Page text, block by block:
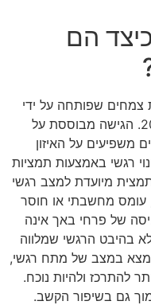
הם
של 38 תמציות צמחים שפותחה על ידי
ד”ר אדוארד באך בתחילת המאה ה־20. הגישה מבוססת על
משפיעים על האיזון
רגשי באמצעות תמציות
מיועדת למצב רגשי
עומס מחשבתי או חוסר
של פרחי באך אינה
בהיבט הרגשי שמלווה
במצב של מתח רגשי,
להתרכז ולהיות נוכח.
גם בשיפור הקשב.